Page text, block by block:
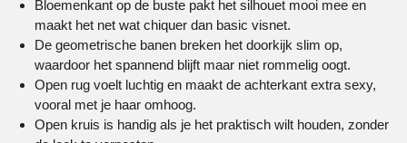
Bloemenkant op de buste pakt het silhouet mooi mee en
maakt het net wat chiquer dan basic visnet.
De geometrische banen breken het doorkijk slim op,
waardoor het spannend blijft maar niet rommelig oogt.
Open rug voelt luchtig en maakt de achterkant extra sexy,
vooral met je haar omhoog.
Open kruis is handig als je het praktisch wilt houden, zonder